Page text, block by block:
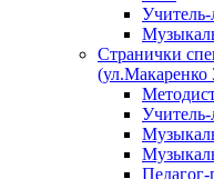
Учитель-
Странички
(ул.Макаренко
Учитель-
Педагог-